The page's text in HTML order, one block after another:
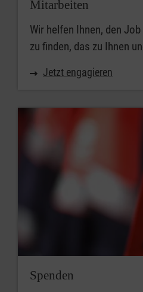
Mitarbeiten
Wir helfen Ihnen, den
zu finden, das zu Ihnen
Jetzt engagieren
Spenden